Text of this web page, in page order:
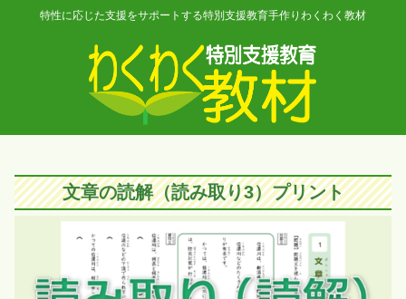
特性に応じた支援をサポートする特別支援教育手作りわくわく教材
文章の読解（読み取り3）プリント